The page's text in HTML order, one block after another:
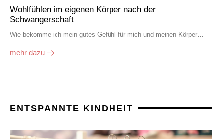
Wohlfühlen im eigenen Körper nach der
Schwangerschaft
Wie bekomme ich mein gutes Gefühl für mich und meinen Körper…
mehr dazu
ENTSPANNTE KINDHEIT